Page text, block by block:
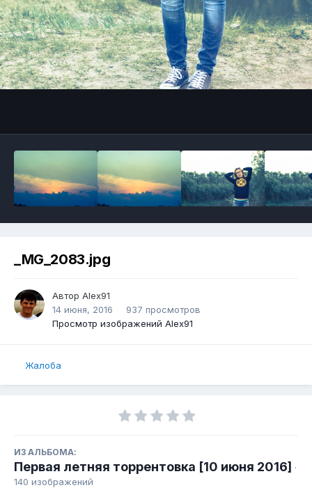
_MG_2083.jpg
Автор Alex91
14 июня, 2016
937 просмотров
Просмотр изображений Alex91
Жалоба
ИЗ АЛЬБОМА:
Первая летняя торрентовка [10 июня 2016] ·
140 изображений